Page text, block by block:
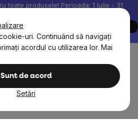
uri. Continuând să navigați
acordul cu utilizarea lor. Mai
Sunt de acord
Setări
toate produsele! Perioada: 1 Iulie - 31
Cumpără acum
verificate
Produsele noastre sunt
Coş
de